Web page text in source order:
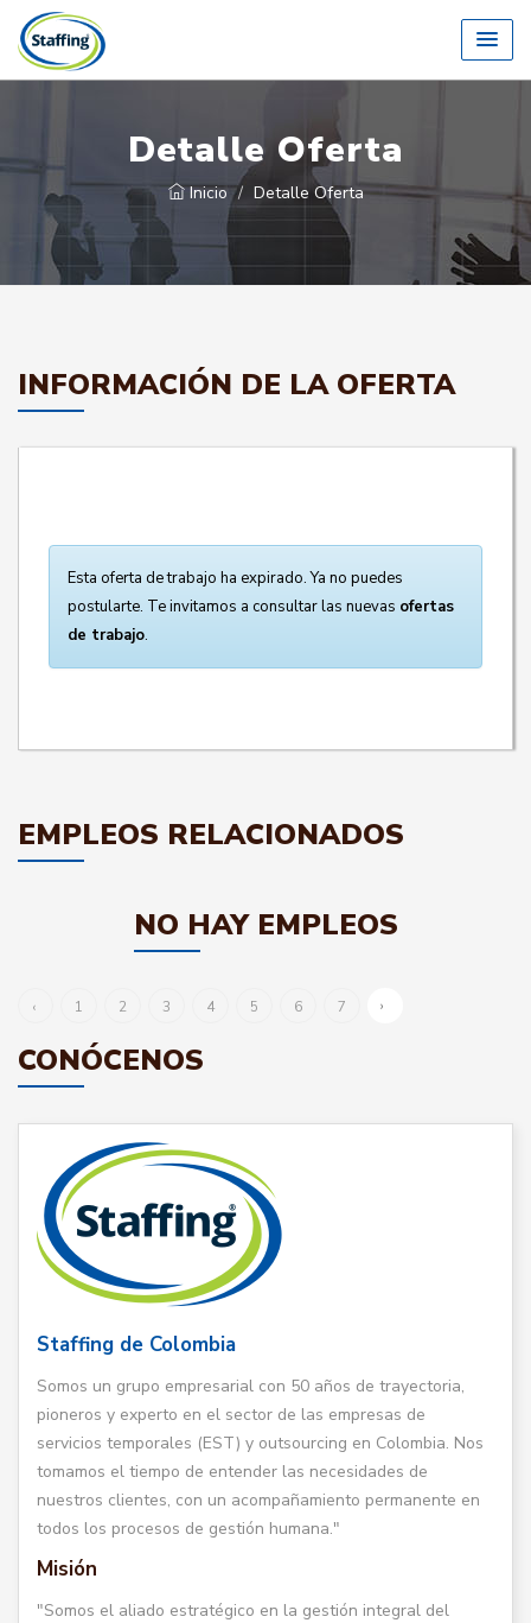
Detalle Oferta
Inicio Detalle Oferta
INFORMACIÓN DE LA OFERTA
Esta oferta de trabajo ha expirado. Ya no puedes
postularte. Te invitamos a consultar las nuevas ofertas
de trabajo.
EMPLEOS RELACIONADOS
NO HAY EMPLEOS
‹ 1 2 3 4 5 6 7 ›
CONÓCENOS
Staffing de Colombia
Somos un grupo empresarial con 50 años de trayectoria,
pioneros y experto en el sector de las empresas de
servicios temporales (EST) y outsourcing en Colombia. Nos
tomamos el tiempo de entender las necesidades de
nuestros clientes, con un acompañamiento permanente en
todos los procesos de gestión humana."
Misión
"Somos el aliado estratégico en la gestión integral del